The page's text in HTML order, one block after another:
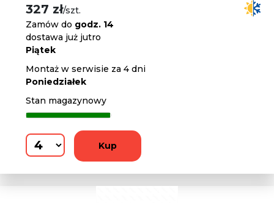
327 zł/szt.
Zamów do godz. 14
dostawa już jutro
Piątek
Montaż w serwisie za 4 dni
Poniedziałek
Stan magazynowy
Kup